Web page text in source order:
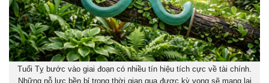
Tuổi Tỵ bước vào giai đoạn có nhiều tín hiệu tích cực về tài chính.
Những nỗ lực bền bỉ trong thời gian qua được kỳ vọng sẽ mang lại